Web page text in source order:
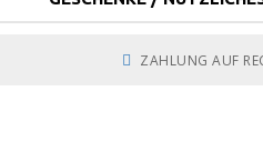
ZAHLUNG AUF